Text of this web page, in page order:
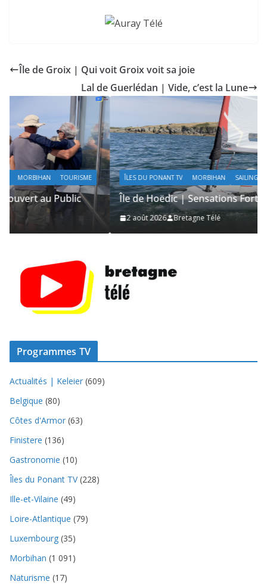
Île de Groix | Qui voit Groix voit sa joie
Lal de Guerlédan | Vide, c’est la Lune
ÎLES DU PONANT TV MORBIHAN SAILING / VOILE / NAUTISME
Île de Hoëdic | Sensations Fortes en Open Skiff
2 août 2026 Bretagne Télé
Programmes TV
Actualités | Keleier (609)
Belgique (80)
Côtes d'Armor (63)
Finistere (136)
Gastronomie (10)
Îles du Ponant TV(228)
Ille-et-Vilaine (49)
Loire-Atlantique (79)
Luxembourg (35)
Morbihan (1 091)
Naturisme (17)